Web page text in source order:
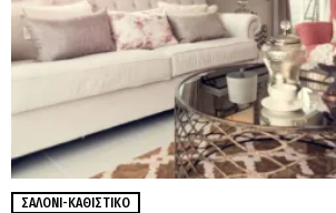
ΣΑΛΌΝΙ-ΚΑΘΙΣΤΙΚΌ